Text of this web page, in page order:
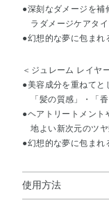
●深刻なダメージを補
ラダメージケアタイ
●幻想的な夢に包まれ
＜ジュレーム レイヤ
●美容成分を重ねてと
「髪の質感」・「
●ヘアトリートメント
地よい新次元のツ
●幻想的な夢に包まれ
使用方法